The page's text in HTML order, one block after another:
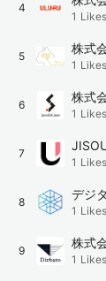
4
1 Likes
5
株式
1 Likes
6
株式
1 Likes
7
ング
1 Likes
8
デジ
1 Likes
9
株式
1 Likes